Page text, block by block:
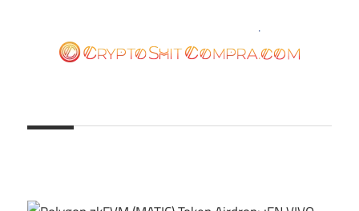
contenido